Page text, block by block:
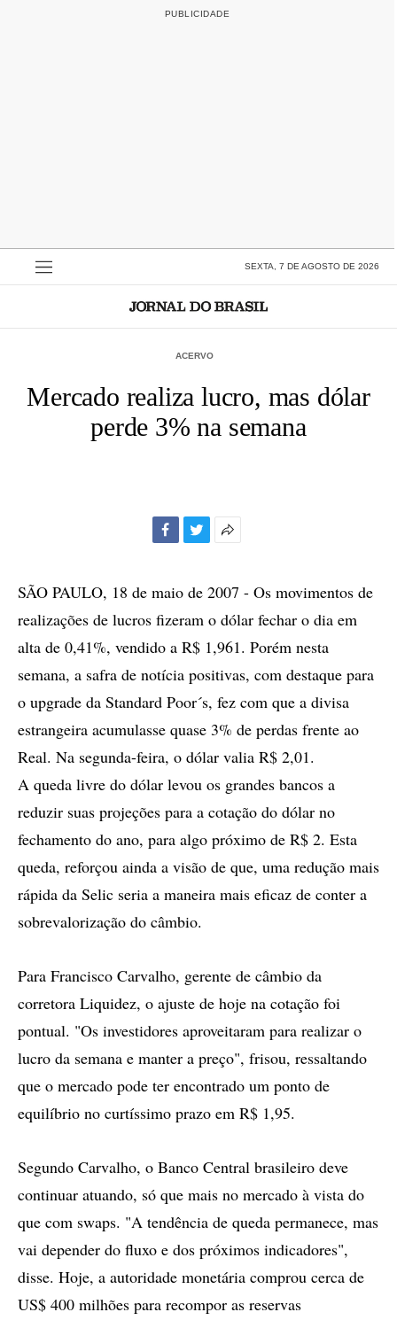
SEXTA, 7 DE AGOSTO DE 2026
ACERVO
Mercado realiza lucro, mas dólar
perde 3% na semana
compartilhamento
SÃO PAULO, 18 de maio de 2007 - Os movimentos de
realizações de lucros fizeram o dólar fechar o dia em
alta de 0,41%, vendido a R$ 1,961. Porém nesta
semana, a safra de notícia positivas, com destaque para
o upgrade da Standard Poor´s, fez com que a divisa
estrangeira acumulasse quase 3% de perdas frente ao
Real. Na segunda-feira, o dólar valia R$ 2,01.
A queda livre do dólar levou os grandes bancos a
reduzir suas projeções para a cotação do dólar no
fechamento do ano, para algo próximo de R$ 2. Esta
queda, reforçou ainda a visão de que, uma redução mais
rápida da Selic seria a maneira mais eficaz de conter a
sobrevalorização do câmbio.
Para Francisco Carvalho, gerente de câmbio da
corretora Liquidez, o ajuste de hoje na cotação foi
pontual. "Os investidores aproveitaram para realizar o
lucro da semana e manter a preço", frisou, ressaltando
que o mercado pode ter encontrado um ponto de
equilíbrio no curtíssimo prazo em R$ 1,95.
Segundo Carvalho, o Banco Central brasileiro deve
continuar atuando, só que mais no mercado à vista do
que com swaps. "A tendência de queda permanece, mas
vai depender do fluxo e dos próximos indicadores",
disse. Hoje, a autoridade monetária comprou cerca de
US$ 400 milhões para recompor as reservas